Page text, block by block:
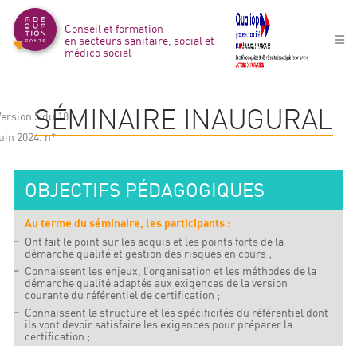
Conseil et formation
en secteurs sanitaire, social et
médico social
5 du 18
2024. n*
SÉMINAIRE INAUGURAL
OBJECTIFS PÉDAGOGIQUES
Au terme du séminaire, les participants :
Ont fait le point sur les acquis et les points forts de la
démarche qualité et gestion des risques en cours ;
Connaissent les enjeux, l’organisation et les méthodes de la
démarche qualité adaptés aux exigences de la version
courante du référentiel de certification ;
Connaissent la structure et les spécificités du référentiel dont
ils vont devoir satisfaire les exigences pour préparer la
certification ;